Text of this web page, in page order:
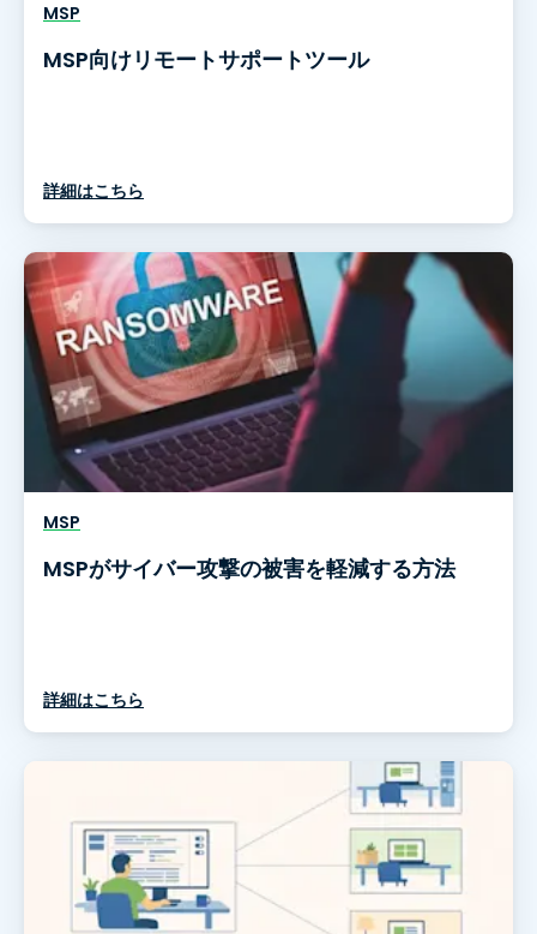
MSP
MSP向けリモートサポートツール
詳細はこちら
MSP
MSPがサイバー攻撃の被害を軽減する方法
詳細はこちら